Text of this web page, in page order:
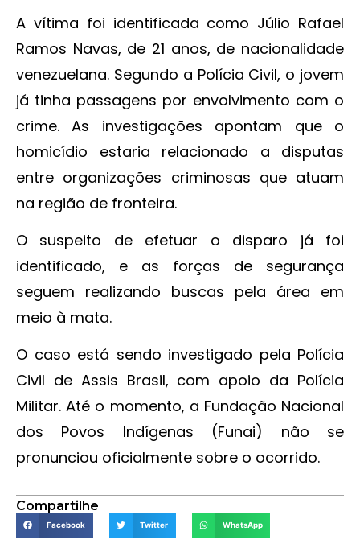
A vítima foi identificada como Júlio Rafael
Ramos Navas, de 21 anos, de nacionalidade
venezuelana. Segundo a Polícia Civil, o jovem
já tinha passagens por envolvimento com o
crime. As investigações apontam que o
homicídio estaria relacionado a disputas
entre organizações criminosas que atuam
na região de fronteira.
O suspeito de efetuar o disparo já foi
identificado, e as forças de segurança
seguem realizando buscas pela área em
meio à mata.
O caso está sendo investigado pela Polícia
Civil de Assis Brasil, com apoio da Polícia
Militar. Até o momento, a Fundação Nacional
dos Povos Indígenas (Funai) não se
pronunciou oficialmente sobre o ocorrido.
Compartilhe
Facebook Twitter WhatsApp